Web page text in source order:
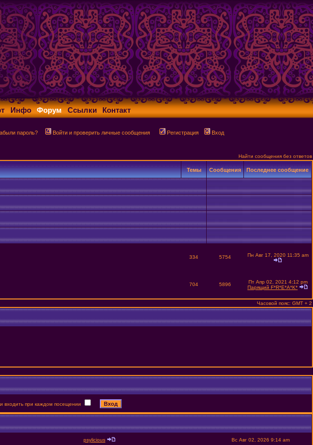
Инфо Форум Ссылки Контакт
пароль? Войти и проверить личные сообщения Регистрация Вход
Найти сообщения без ответов
Темы Сообщения Последнее сообщение
334 5754 Пн Авг 17, 2020 11:35 am
704 5896
Пт Апр 02, 2021 4:12 pm
Парящий F*R*E*A*K*
Часовой пояс: GMT + 2
при каждом посещении
psylicious Вс Авг 02, 2026 9:14 am